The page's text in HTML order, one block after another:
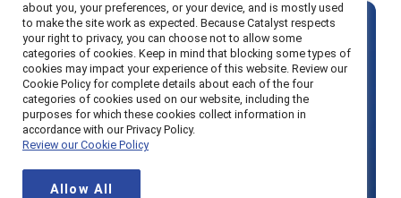
MARC par
Catalyst
about you, your preferences, or your device, and is mostly used
to make the site work as expected. Because Catalyst respects
your right to privacy, you can choose not to allow some
categories of cookies. Keep in mind that blocking some types of
cookies may impact your experience of this website. Review our
Cookie Policy for complete details about each of the four
categories of cookies used on our website, including the
purposes for which these cookies collect information in
accordance with our Privacy Policy.
Review our Cookie Policy
Allow All